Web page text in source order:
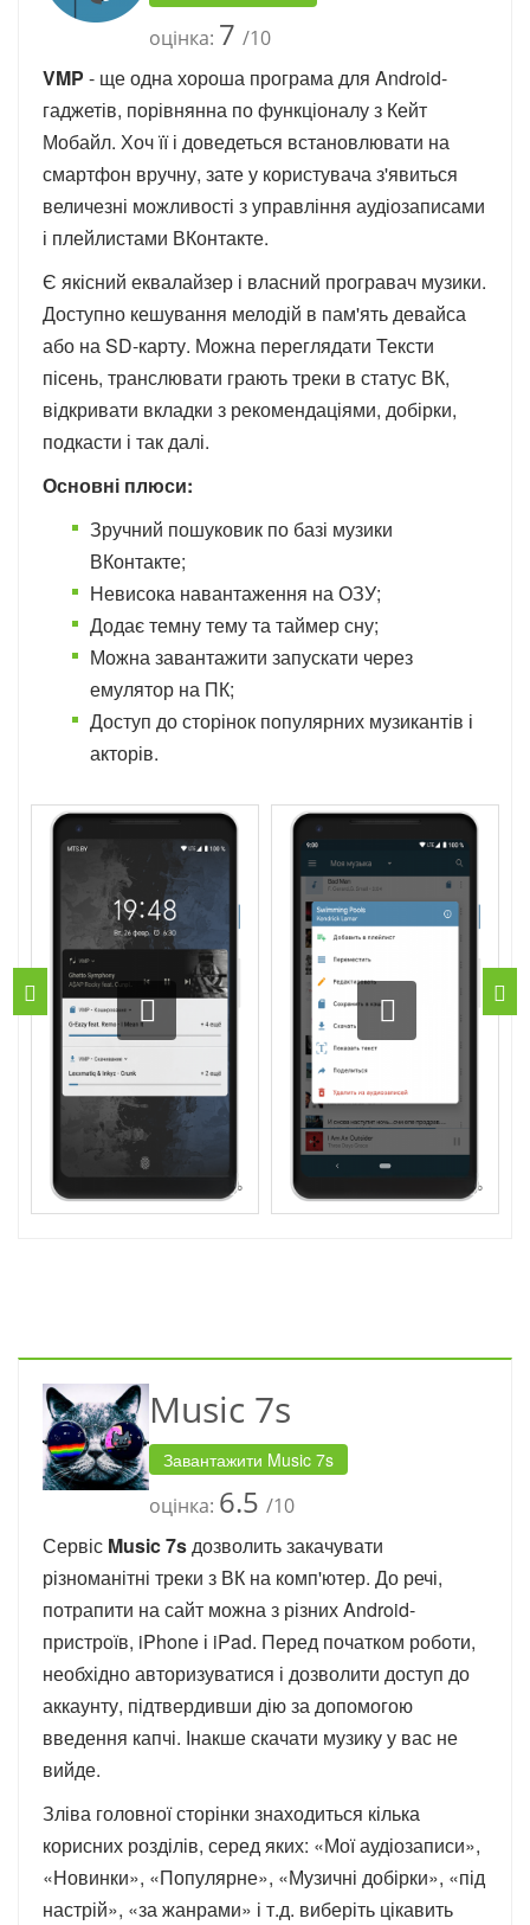
оцінка: 7 /10
VMP - ще одна хороша програма для Android-
гаджетів, порівнянна по функціоналу з Кейт
Мобайл. Хоч її і доведеться встановлювати на
смартфон вручну, зате у користувача з'явиться
величезні можливості з управління аудіозаписами
і плейлистами ВКонтакте.
Є якісний еквалайзер і власний програвач музики.
Доступно кешування мелодій в пам'ять девайса
або на SD-карту. Можна переглядати Тексти
пісень, транслювати грають треки в статус ВК,
відкривати вкладки з рекомендаціями, добірки,
подкасти і так далі.
Основні плюси:
Зручний пошуковик по базі музики
ВКонтакте;
Невисока навантаження на ОЗУ;
Додає темну тему та таймер сну;
Можна завантажити запускати через
емулятор на ПК;
Доступ до сторінок популярних музикантів і
акторів.
Music 7s
Завантажити Music 7s
оцінка: 6.5 /10
Сервіс Music 7s дозволить закачувати
різноманітні треки з ВК на комп'ютер. До речі,
потрапити на сайт можна з різних Android-
пристроїв, iPhone і iPad. Перед початком роботи,
необхідно авторизуватися і дозволити доступ до
аккаунту, підтвердивши дію за допомогою
введення капчі. Інакше скачати музику у вас не
вийде.
Зліва головної сторінки знаходиться кілька
корисних розділів, серед яких: «Мої аудіозаписи»,
«Новинки», «Популярне», «Музичні добірки», «під
настрій», «за жанрами» і т.д. виберіть цікавить